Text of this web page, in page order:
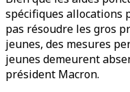
spécifiques allocations
pas résoudre les gros
jeunes, des mesures
jeunes demeurent
président Macron.